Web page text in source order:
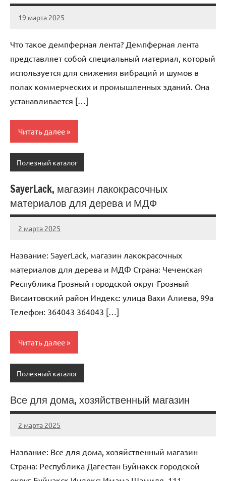
19 марта 2025
Avtor
Нет
Что такое демпферная лента? Демпферная лента
представляет собой специальный материал, который
используется для снижения вибраций и шумов в
полах коммерческих и промышленных зданий. Она
устанавливается […]
Читать далее
Полезный каталог
SayerLack, магазин лакокрасочных
материалов для дерева и МДФ
2 марта 2025
Anisa
Нет
Название: SayerLack, магазин лакокрасочных
материалов для дерева и МДФ Страна: Чеченская
Республика Грозный городской округ Грозный
Висаитовский район Индекс: улица Вахи Алиева, 99а
Телефон: 364043 364043 […]
Читать далее
Полезный каталог
Все для дома, хозяйственный магазин
2 марта 2025
Anisa
Нет
Название: Все для дома, хозяйственный магазин
Страна: Республика Дагестан Буйнакск городской